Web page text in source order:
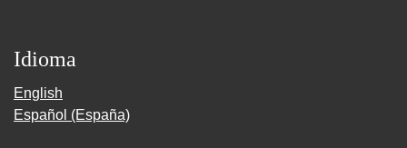
Idioma
English
Español (España)